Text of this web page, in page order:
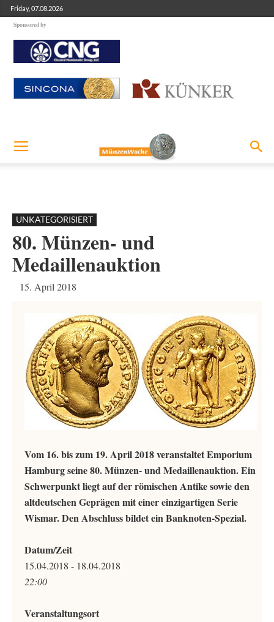
Friday, 07.08.2026
Sponsored by
UNKATEGORISIERT
80. Münzen- und
Medaillenauktion
15. April 2018
Vom 16. bis zum 19. April 2018 veranstaltet Emporium
Hamburg seine 80. Münzen- und Medaillenauktion. Ein
Schwerpunkt liegt auf der römischen Antike sowie den
altdeutschen Geprägen mit einer einzigartigen Serie
Wismar. Den Abschluss bildet ein Banknoten-Spezial.
Datum/Zeit
15.04.2018 - 18.04.2018
22:00
Veranstaltungsort